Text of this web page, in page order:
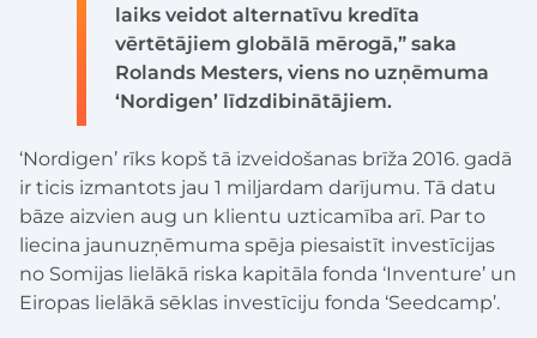
laiks veidot alternatīvu kredīta
vērtētājiem globālā mērogā,” saka
Rolands Mesters, viens no uzņēmuma
‘Nordigen’ līdzdibinātājiem.
‘Nordigen’ rīks kopš tā izveidošanas brīža 2016. gadā
ir ticis izmantots jau 1 miljardam darījumu. Tā datu
bāze aizvien aug un klientu uzticamība arī. Par to
liecina jaunuzņēmuma spēja piesaistīt investīcijas
no Somijas lielākā riska kapitāla fonda ‘Inventure’ un
Eiropas lielākā sēklas investīciju fonda ‘Seedcamp’.